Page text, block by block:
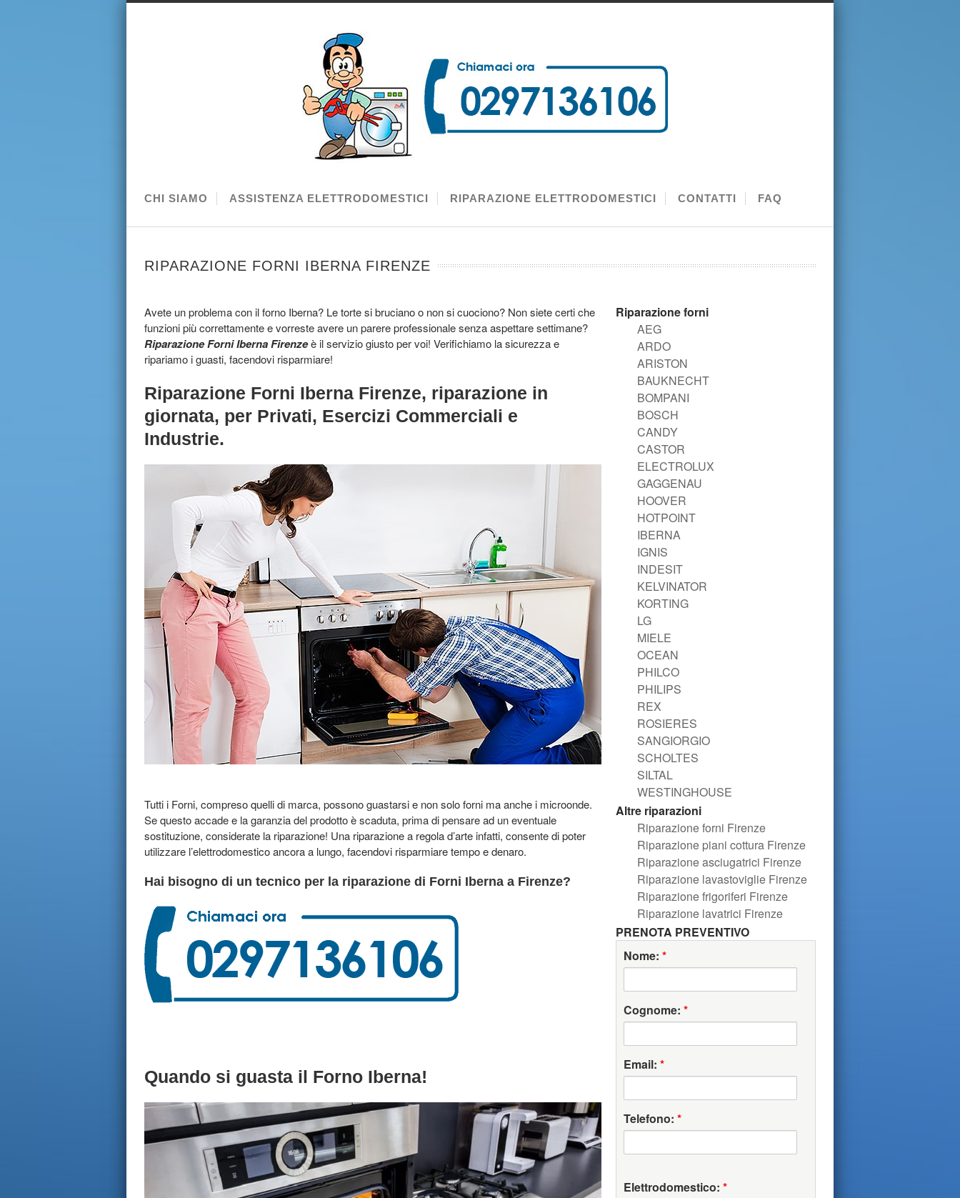
CHI SIAMO ASSISTENZA ELETTRODOMESTICI RIPARAZIONE ELETTRODOMESTICI CONTATTI FAQ
RIPARAZIONE FORNI IBERNA FIRENZE
Avete un problema con il forno Iberna? Le torte si bruciano o non si cuociono? Non siete certi che
funzioni più correttamente e vorreste avere un parere professionale senza aspettare settimane?
Riparazione Forni Iberna Firenzeè il servizio giusto per voi! Verifichiamo la sicurezza e
ripariamo i guasti, facendovi risparmiare!
Riparazione Forni Iberna Firenze, riparazione in
giornata, per Privati, Esercizi Commerciali e
Industrie.
Tutti i Forni, compreso quelli di marca, possono guastarsi e non solo forni ma anche i microonde.
Se questo accade e la garanzia del prodotto è scaduta, prima di pensare ad un eventuale
sostituzione, considerate la riparazione! Una riparazione a regola d’arte infatti, consente di poter
utilizzare l’elettrodomestico ancora a lungo, facendovi risparmiare tempo e denaro.
Hai bisogno di un tecnico per la riparazione di Forni Iberna a Firenze?
Quando si guasta il Forno Iberna!
Riparazione forni
AEG
ARDO
ARISTON
BAUKNECHT
BOMPANI
BOSCH
CANDY
CASTOR
ELECTROLUX
GAGGENAU
HOOVER
HOTPOINT
IBERNA
IGNIS
INDESIT
KELVINATOR
KORTING
LG
MIELE
OCEAN
PHILCO
PHILIPS
REX
ROSIERES
SANGIORGIO
SCHOLTES
SILTAL
WESTINGHOUSE
Altre riparazioni
Riparazione forni Firenze
Riparazione piani cottura Firenze
Riparazione asciugatrici Firenze
Riparazione lavastoviglie Firenze
Riparazione frigoriferi Firenze
Riparazione lavatrici Firenze
PRENOTA PREVENTIVO
Nome: *
Cognome: *
Email: *
Telefono: *
Elettrodomestico: *